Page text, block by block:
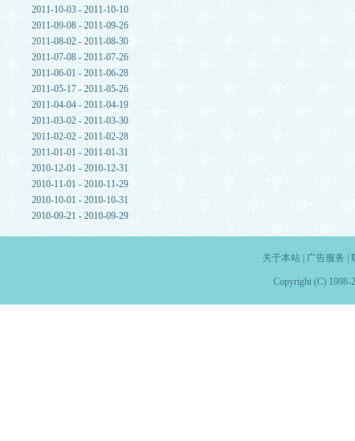
2011-10-03 - 2011-10-10
2011-09-08 - 2011-09-26
2011-08-02 - 2011-08-30
2011-07-08 - 2011-07-26
2011-06-01 - 2011-06-28
2011-05-17 - 2011-05-26
2011-04-04 - 2011-04-19
2011-03-02 - 2011-03-30
2011-02-02 - 2011-02-28
2011-01-01 - 2011-01-31
2010-12-01 - 2010-12-31
2010-11-01 - 2010-11-29
2010-10-01 - 2010-10-31
2010-09-21 - 2010-09-29
关于本站| 广告服务
Copyright (C) 1998-